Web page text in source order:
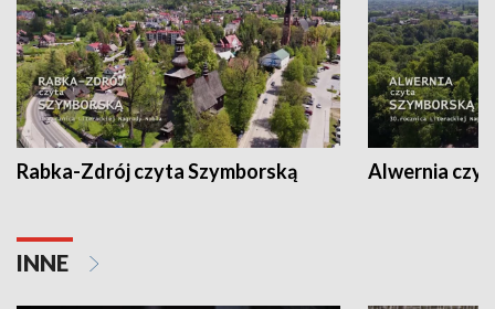
Rabka-Zdrój czyta Szymborską Alwernia
INNE